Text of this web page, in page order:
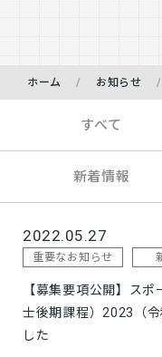
ホーム お知らせ
すべて
新着情報
2022.05.27
重要なお知らせ
【募集要項公開】ス
士後期課程）2023（
した